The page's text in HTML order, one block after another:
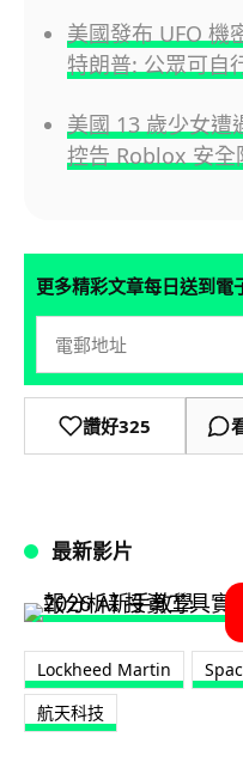
美國發布 UFO 機
特朗普: 公眾可自
美國 13 歲少女
控告 Roblox 安全
更多精彩文章每日送到電
讚好325
最新影片
Lockheed Martin
航天科技